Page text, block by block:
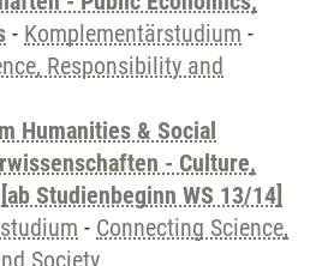
- Komplementärstudium -
Responsibility and
Humanities & Social
- Culture,
Studienbeginn WS 13/14]
- Connecting Science,
Society